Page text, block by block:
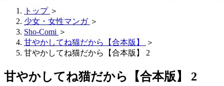
トップ ＞
少女・女性マンガ ＞
Sho-Comi ＞
甘やかしてね猫だから【合本版】
＞
甘やかしてね猫だから【合本版】 2
甘やかしてね猫だから【合本版】 2